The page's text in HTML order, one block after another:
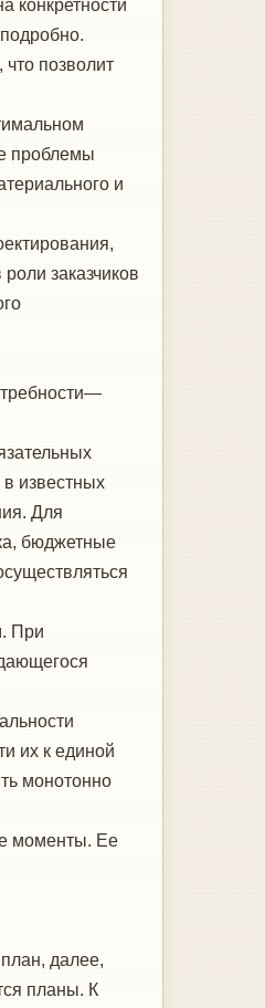
кон­кретности
позволит
про­блемы
и
заказчиков
известных
Для
бюджетные
При
их к единой
монотонно
моменты. Ее
да­лее,
планы. К